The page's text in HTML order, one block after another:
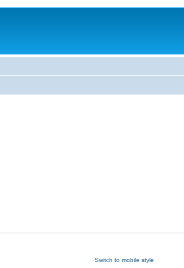
Switch to mobile style